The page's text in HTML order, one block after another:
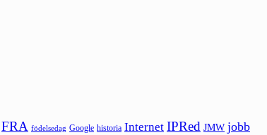
FRA födelsedag Google historia Internet IPRed JMW jobb